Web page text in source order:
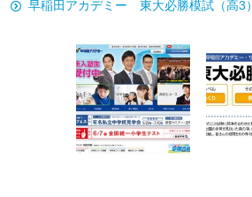
早稲田アカデミー 東大必勝模試（高3）